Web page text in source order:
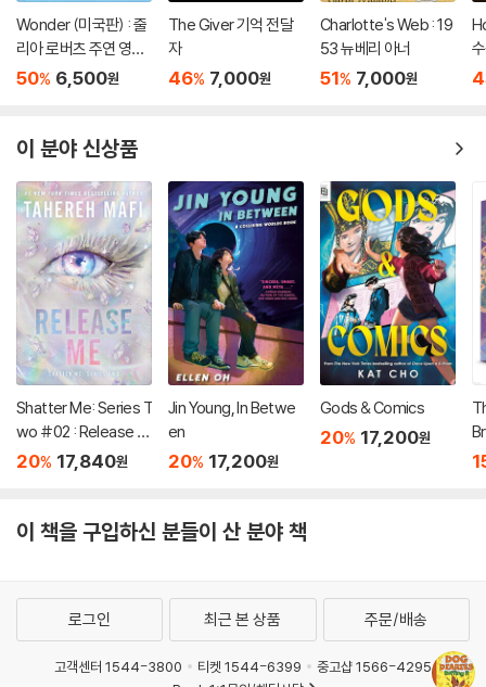
Wonder (미국판) : 줄
리아 로버츠 주연 영화
'원더' 원작 소설
50% 6,500원
The Giver 기억 전달
자
46% 7,000원
Charlotte's Web : 19
53 뉴베리 아너
51% 7,000원
이 분야 신상품
Shatter Me: Series T
wo #02 : Release M
e
20% 17,840원
Jin Young, In Betwe
en
20% 17,200원
Gods & Comics
20% 17,200원
이 책을 구입하신 분들이 산 분야 책
로그인 최근 본 상품 주문/배송
고객센터 1544-3800 티켓 1544-6399
중고샵 1566-4295